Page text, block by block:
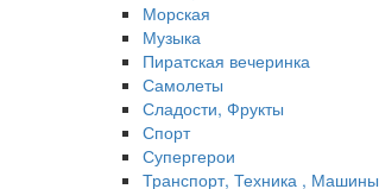
Морская
Музыка
Пиратская вечеринка
Самолеты
Сладости, Фрукты
Спорт
Супергерои
Транспорт, Техника , Машины